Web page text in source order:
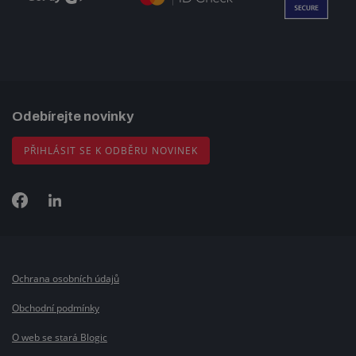
Odebírejte novinky
PŘIHLÁSIT SE K ODBĚRU NOVINEK
Ochrana osobních údajů
Obchodní podmínky
O web se stará Blogic